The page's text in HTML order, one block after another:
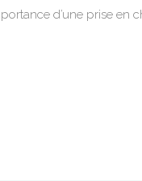
d’une prise en